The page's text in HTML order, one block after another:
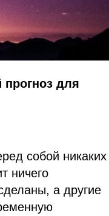
прогноз для
собой никаких
ничего
а другие